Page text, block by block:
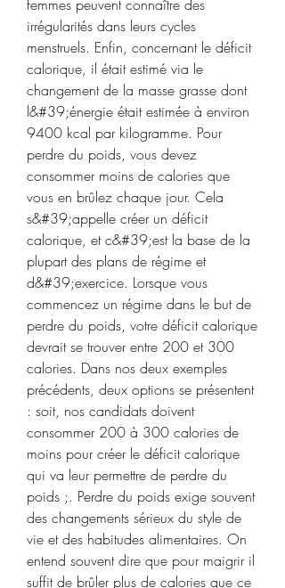
femmes peuvent connaître des
irrégularités dans leurs cycles
menstruels. Enfin, concernant le déficit
calorique, il était estimé via le
changement de la masse grasse dont
l&#39;énergie était estimée à environ
9400 kcal par kilogramme. Pour
perdre du poids, vous devez
consommer moins de calories que
vous en brûlez chaque jour. Cela
s&#39;appelle créer un déficit
calorique, et c&#39;est la base de la
plupart des plans de régime et
d&#39;exercice. Lorsque vous
commencez un régime dans le but de
perdre du poids, votre déficit calorique
devrait se trouver entre 200 et 300
calories. Dans nos deux exemples
précédents, deux options se présentent
: soit, nos candidats doivent
consommer 200 à 300 calories de
moins pour créer le déficit calorique
qui va leur permettre de perdre du
poids ;. Perdre du poids exige souvent
des changements sérieux du style de
vie et des habitudes alimentaires. On
entend souvent dire que pour maigrir il
suffit de brûler plus de calories que ce